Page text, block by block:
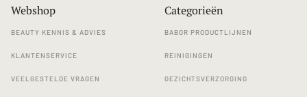
Webshop
BEAUTY KENNIS & ADVIES
KLANTENSERVICE
VEELGESTELDE VRAGEN
Categorieën
BABOR PRODUCTLIJNEN
REINIGINGEN
GEZICHTSVERZORGING